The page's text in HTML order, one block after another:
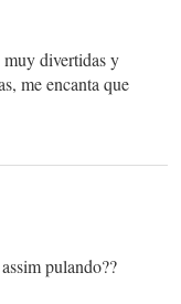
muy divertidas y
me encanta que
pulando??